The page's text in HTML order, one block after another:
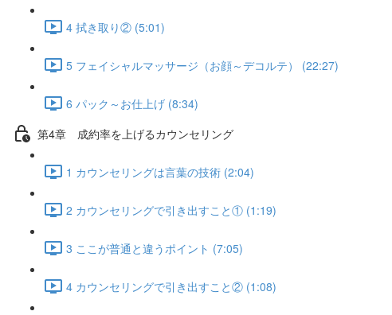
4 拭き取り② (5:01)
5 フェイシャルマッサージ（お顔～デコルテ） (22:27)
6 パック～お仕上げ (8:34)
第4章 成約率を上げるカウンセリング
1 カウンセリングは言葉の技術 (2:04)
2 カウンセリングで引き出すこと① (1:19)
3 ここが普通と違うポイント (7:05)
4 カウンセリングで引き出すこと② (1:08)